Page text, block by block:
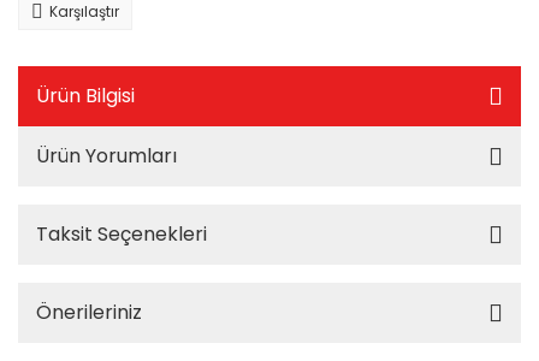
Karşılaştır
Ürün Bilgisi
Ürün Yorumları
Taksit Seçenekleri
Önerileriniz